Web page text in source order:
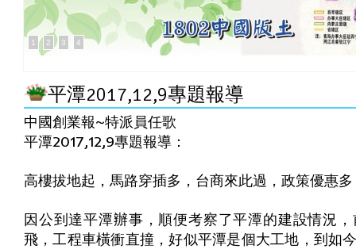
1 2 3 4
平潭2017,12,9專題報導
中國創業報~特派員任歌
平潭2017,12,9專題報導：
高樓拔地起，馬路穿插多，台商來此過，政策優惠
因公到達平潭辦事，順便考察了平潭的建設情況
飛，工程車橫衝直撞，好似平潭是個大工地，到如